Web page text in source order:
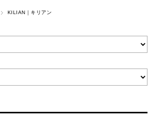
KILIAN｜キリアン